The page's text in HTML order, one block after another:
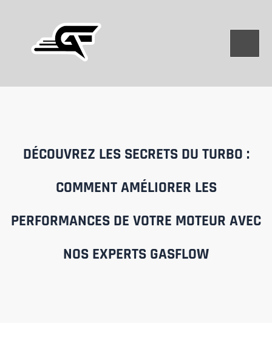
DÉCOUVREZ LES SECRETS DU TURBO :
COMMENT AMÉLIORER LES
PERFORMANCES DE VOTRE MOTEUR AVEC
NOS EXPERTS GASFLOW